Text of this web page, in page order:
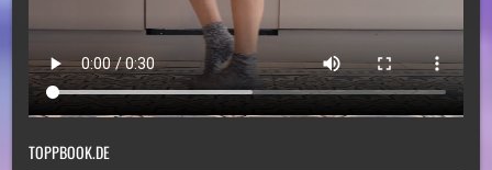
TOPPBOOK.DE